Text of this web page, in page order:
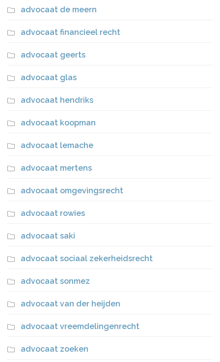
advocaat de meern
advocaat financieel recht
advocaat geerts
advocaat glas
advocaat hendriks
advocaat koopman
advocaat lemache
advocaat mertens
advocaat omgevingsrecht
advocaat rowies
advocaat saki
advocaat sociaal zekerheidsrecht
advocaat sonmez
advocaat van der heijden
advocaat vreemdelingenrecht
advocaat zoeken